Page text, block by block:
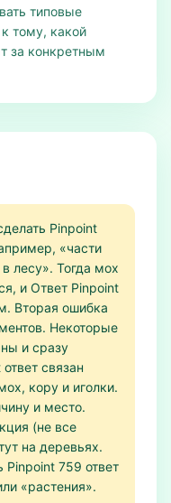
типовые
тому, какой
за конкретным
Pinpoint
«части
лесу». Тогда мох
и Ответ Pinpoint
Вторая ошибка
Некоторые
и сразу
связан
кору и иголки.
и место.
(не все
на деревьях.
Pinpoint 759 ответ
«растения».